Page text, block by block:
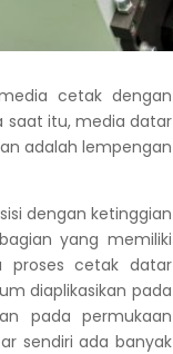
cetak dengan
saat itu, media datar
adalah lempengan
dengan ketinggian
yang memiliki
proses cetak datar
diaplikasikan pada
pada permukaan
sendiri ada banyak